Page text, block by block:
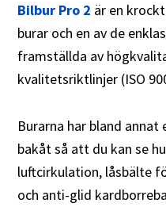
Bilbur Pro 2 är en
burar och en av de
framställda av
kvalitetsriktlinjer (ISO
Burarna har bland
bakåt så att du kan se
luftcirkulation, låsbälte
och anti-glid